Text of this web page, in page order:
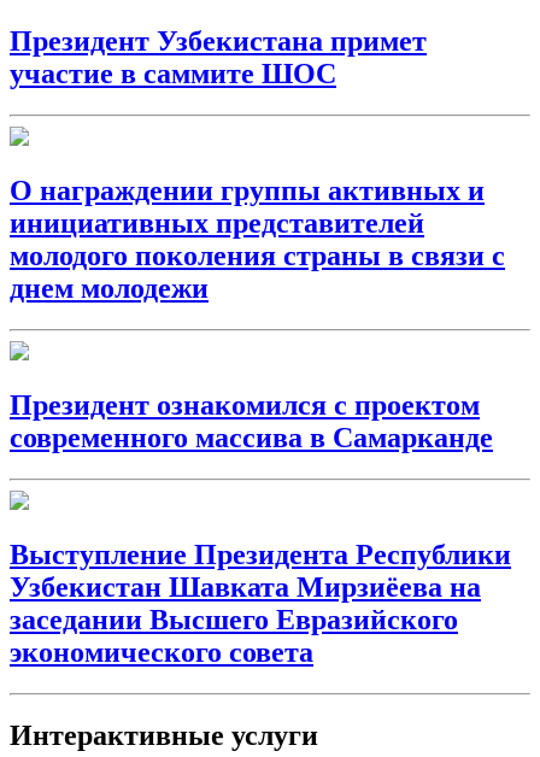
Президент Узбекистана примет
участие в саммите ШОС
О награждении группы активных и
инициативных представителей
молодого поколения страны в связи с
днем молодежи
Президент ознакомился с проектом
современного массива в Самарканде
Выступление Президента Республики
Узбекистан Шавката Мирзиёева на
заседании Высшего Евразийского
экономического совета
Интерактивные услуги